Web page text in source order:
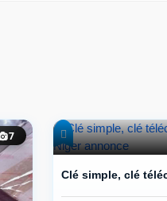
7
Clé simple, clé